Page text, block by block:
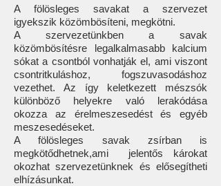
A fölösleges savakat a szervezet
igyekszik közömbösíteni, megkötni.
A szervezetünkben a savak
közömbösítésre legalkalmasabb kalcium
sókat a csontból vonhatják el, ami viszont
csontritkuláshoz, fogszuvasodáshoz
vezethet. Az így keletkezett mészsók
különböző helyekre való lerakódása
okozza az érelmeszesedést és egyéb
meszesedéseket.
A fölösleges savak zsírban is
megkötődhetnek,ami jelentős károkat
okozhat szervezetünknek és elősegítheti
elhízásunkat.